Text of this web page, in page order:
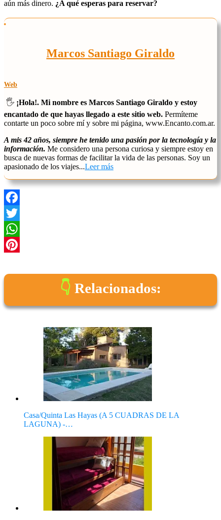
aún más dinero. ¿A qué esperas para reservar?
Marcos Santiago Giraldo
Web
🖐️ ¡Hola!. Mi nombre es Marcos Santiago Giraldo y estoy
encantado de que hayas llegado a este sitio web. Permíteme
contarte un poco sobre mí y sobre mi página, www.Encanto.com.ar.
A mis 42 años, siempre he tenido una pasión por la tecnología y la
información. Me considero una persona curiosa y siempre estoy en
busca de nuevas formas de facilitar la vida de las personas. Soy un
apasionado de los viajes...Leer más
Facebook
Twitter
WhatsApp
Relacionados:
Casa/Quinta Las Hayas (A 5 CUADRAS DE LA
LAGUNA) -…